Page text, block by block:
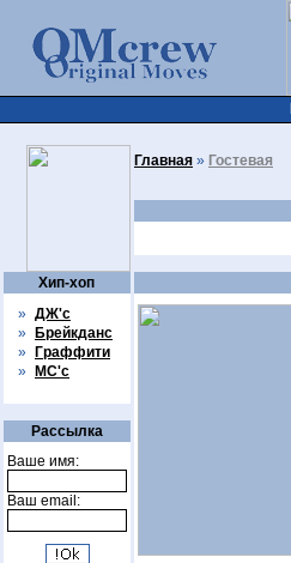
Хип-хоп
» ДЖ'с
»
Брейкданс
»
Граффити
»
МС'с
Рассылка
Ваше имя:
Ваш email:
Главная » Гостевая